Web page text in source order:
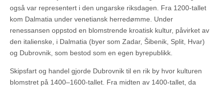
også var representert i den ungarske riksdagen. Fra 1200-tallet
kom Dalmatia under venetiansk herredømme. Under
renessansen oppstod en blomstrende kroatisk kultur, påvirket av
den italienske, i Dalmatia (byer som Zadar, Šibenik, Split, Hvar)
og Dubrovnik, som bestod som en egen byrepublikk.
Skipsfart og handel gjorde Dubrovnik til en rik by hvor kulturen
blomstret på 1400–1600-tallet. Fra midten av 1400-tallet, da